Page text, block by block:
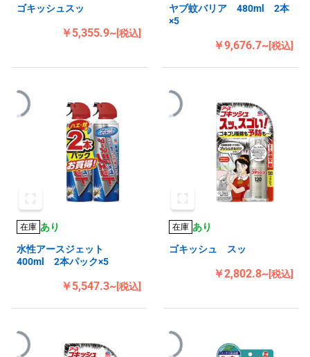
ゴキッシュスッ
￥5,355.9~[税込]
ヤブ蚊バリア 480ml 2本
×5
￥9,676.7~[税込]
在庫 あり
水性アースジェット
400ml 2本パック×5
￥5,547.3~[税込]
在庫 あり
ゴキッシュ スッ
￥2,802.8~[税込]